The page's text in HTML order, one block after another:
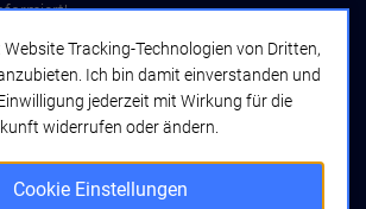
Website Tracking-Technologien von Dritten,
Ich bin damit einverstanden und
jederzeit mit Wirkung für die
widerrufen oder ändern.
Cookie Einstellungen